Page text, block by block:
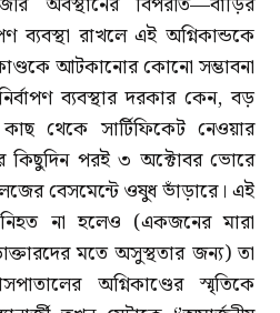
ব্যবস্থা রাখলে এই অগ্নিকান্ডকে
আটকানোর কোনো সম্ভাবনা
ব্যবস্থার দরকার কেন, বড়
থেকে সার্টিফিকেট নেওয়ার
কিছুদিন পরই ৩ অক্টোবর ভোরে
বেসমেন্টে ওষুধ ভাঁড়ারে। এই
না হলেও (একজনের মারা
মতে অসুস্থতার জন্য) তা
অগ্নিকাণ্ডের স্মৃতিকে